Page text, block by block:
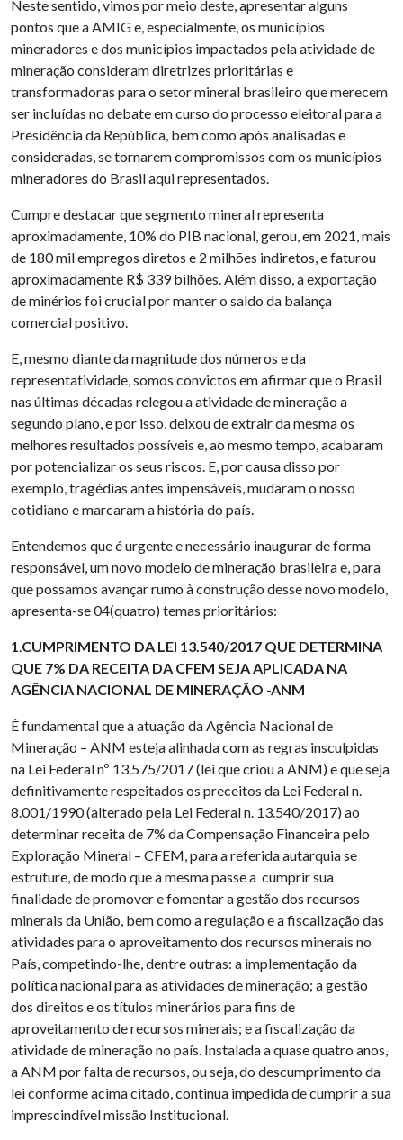
Neste sentido, vimos por meio deste, apresentar alguns
pontos que a AMIG e, especialmente, os municípios
mineradores e dos municípios impactados pela atividade de
mineração consideram diretrizes prioritárias e
transformadoras para o setor mineral brasileiro que merecem
ser incluídas no debate em curso do processo eleitoral para a
Presidência da República, bem como após analisadas e
consideradas, se tornarem compromissos com os municípios
mineradores do Brasil aqui representados.
Cumpre destacar que segmento mineral representa
aproximadamente, 10% do PIB nacional, gerou, em 2021, mais
de 180 mil empregos diretos e 2 milhões indiretos, e faturou
aproximadamente R$ 339 bilhões. Além disso, a exportação
de minérios foi crucial por manter o saldo da balança
comercial positivo.
E, mesmo diante da magnitude dos números e da
representatividade, somos convictos em afirmar que o Brasil
nas últimas décadas relegou a atividade de mineração a
segundo plano, e por isso, deixou de extrair da mesma os
melhores resultados possíveis e, ao mesmo tempo, acabaram
por potencializar os seus riscos. E, por causa disso por
exemplo, tragédias antes impensáveis, mudaram o nosso
cotidiano e marcaram a história do país.
Entendemos que é urgente e necessário inaugurar de forma
responsável, um novo modelo de mineração brasileira e, para
que possamos avançar rumo à construção desse novo modelo,
apresenta-se 04(quatro) temas prioritários:
1 CUMPRIMENTO DA LEI 13.540/2017 QUE DETERMINA
QUE 7% DA RECEITA DA CFEM SEJA APLICADA NA
AGÊNCIA NACIONAL DE MINERAÇÃO -ANM
É fundamental que a atuação da Agência Nacional de
Mineração – ANM esteja alinhada com as regras insculpidas
na Lei Federal nº 13.575/2017 (lei que criou a ANM) e que seja
definitivamente respeitados os preceitos da Lei Federal n.
8.001/1990 (alterado pela Lei Federal n. 13.540/2017) ao
determinar receita de 7% da Compensação Financeira pelo
Exploração Mineral – CFEM, para a referida autarquia se
estruture, de modo que a mesma passe a cumprir sua
finalidade de promover e fomentar a gestão dos recursos
minerais da União, bem como a regulação e a fiscalização das
atividades para o aproveitamento dos recursos minerais no
País, competindo-lhe, dentre outras: a implementação da
política nacional para as atividades de mineração; a gestão
dos direitos e os títulos minerários para fins de
aproveitamento de recursos minerais; e a fiscalização da
atividade de mineração no país. Instalada a quase quatro anos,
a ANM por falta de recursos, ou seja, do descumprimento da
lei conforme acima citado, continua impedida de cumprir a sua
imprescindível missão Institucional.